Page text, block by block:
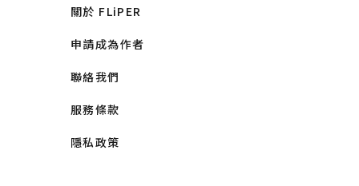
關於 FLiPER
申請成為作者
聯絡我們
服務條款
隱私政策